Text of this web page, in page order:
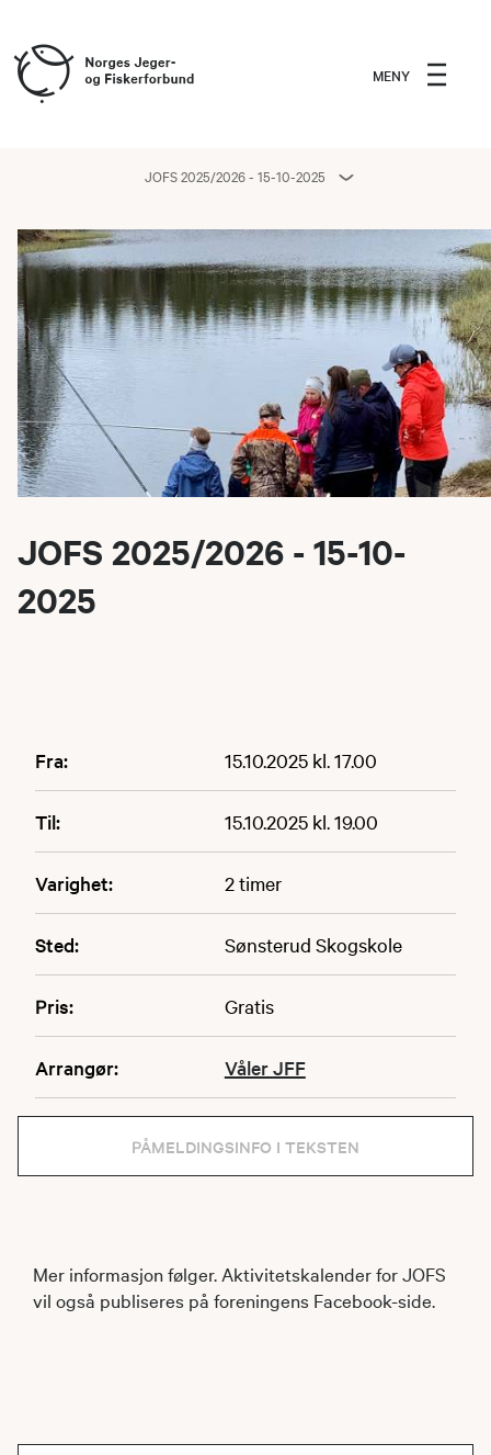
MENY
JOFS 2025/2026 - 15-10-2025
JOFS 2025/2026 - 15-10-
2025
Fra: 15.10.2025 kl. 17.00
Til: 15.10.2025 kl. 19.00
Varighet: 2 timer
Sted: Sønsterud Skogskole
Pris: Gratis
Arrangør: Våler JFF
PÅMELDINGSINFO I TEKSTEN
Mer informasjon følger. Aktivitetskalender for JOFS
vil også publiseres på foreningens Facebook-side.